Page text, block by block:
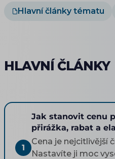
Hlavní články tématu
HLAVNÍ ČLÁNKY
1
Jak stanovit cenu
přirážka, rabat a
Cena je nejcitlivější
Nastavíte ji moc